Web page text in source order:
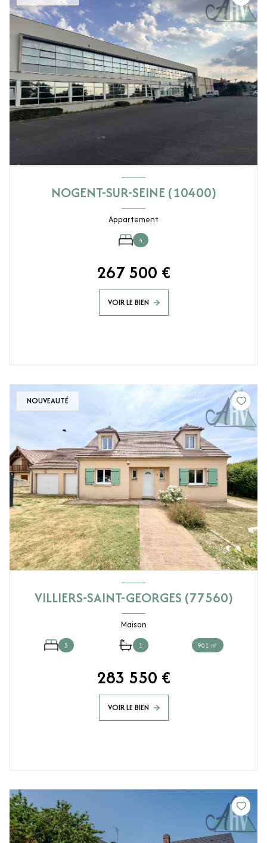
NOGENT-SUR-SEINE (10400)
Appartement
4
267 500 €
VOIR LE BIEN
NOUVEAUTÉ
VILLIERS-SAINT-GEORGES (77560)
Maison
5 1 901 ㎡
283 550 €
VOIR LE BIEN